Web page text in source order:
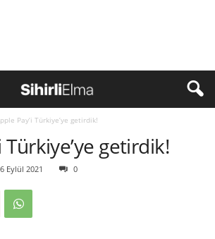
Pay’i Türkiye’ye getirdik!
Türkiye’ye getirdik!
Eylül 2021 0